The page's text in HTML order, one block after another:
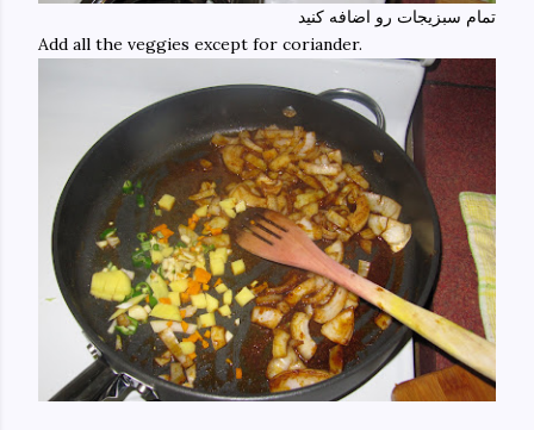
تمام سبزیجات رو اضافه کنید
Add all the veggies except for coriander.